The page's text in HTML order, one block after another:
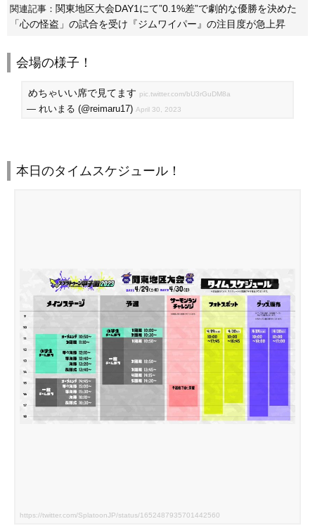
関連記事： 関東地区大会DAY1にて”0.1%差”で劇的な優勝を決めた
「心の怪盗」の試合を受け『ジムワイパー』の注目度が急上昇
会場の様子！
めちゃいい席で見てます pic.twitter.com/bU3rGuDM8a
— れいまる (@reimaru17) April 30, 2023
本日のタイムスケジュール！
https://twitter.com/SplatoonJP/status/1652487935701442560